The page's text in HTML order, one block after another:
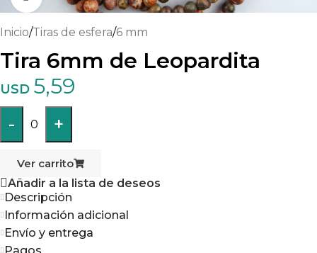
Inicio/Tiras de esfera/6 mm
Tira 6mm de Leopardita
USD 5,59
- 0 +
Ver carrito
Añadir a la lista de deseos
Descripción
Información adicional
Envío y entrega